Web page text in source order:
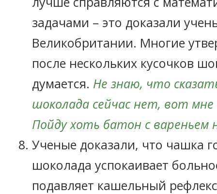
задачами – это доказали
Великобритании. Многие
после нескольких кусочков
думается. Не знаю, что
шоколада сейчас нет, вот
Пойду хоть батон с вареньем
Ученые доказали, что чашка
шоколада успокаивает
подавляет кашельный